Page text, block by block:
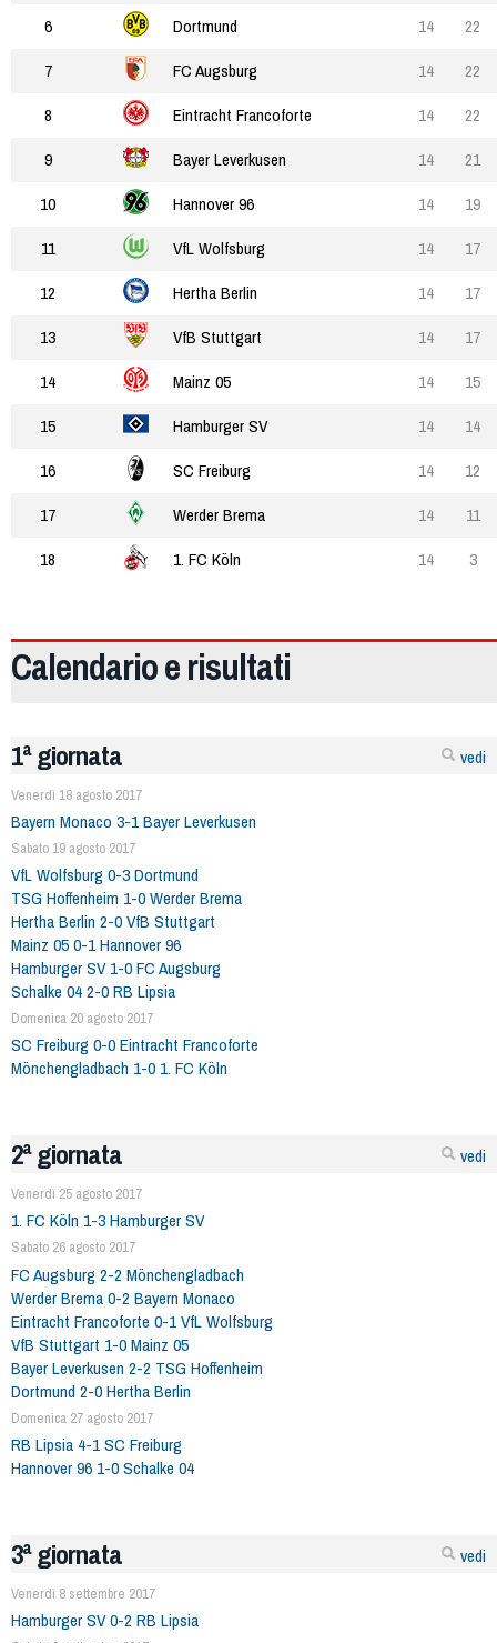
6
Dortmund 14
22
7
FC Augsburg 14
22
8
Eintracht Francoforte 14
22
9
Bayer Leverkusen 14
21
10
Hannover 96 14
19
11
VfL Wolfsburg 14
17
12
Hertha Berlin 14
17
13
VfB Stuttgart 14
17
14
Mainz 05 14
15
15
Hamburger SV 14
14
16
SC Freiburg 14
12
17
Werder Brema 14
11
18
1. FC Köln 14 3
Calendario e risultati
vedi
1ª giornata
Venerdì 18 agosto 2017
Bayern Monaco 3-1 Bayer Leverkusen
Sabato 19 agosto 2017
VfL Wolfsburg 0-3 Dortmund
TSG Hoffenheim 1-0 Werder Brema
Hertha Berlin 2-0 VfB Stuttgart
Mainz 05 0-1 Hannover 96
Hamburger SV 1-0 FC Augsburg
Schalke 04 2-0 RB Lipsia
Domenica 20 agosto 2017
SC Freiburg 0-0 Eintracht Francoforte
Mönchengladbach 1-0 1. FC Köln
vedi
2ª giornata
Venerdì 25 agosto 2017
1. FC Köln 1-3 Hamburger SV
Sabato 26 agosto 2017
FC Augsburg 2-2 Mönchengladbach
Werder Brema 0-2 Bayern Monaco
Eintracht Francoforte 0-1 VfL Wolfsburg
VfB Stuttgart 1-0 Mainz 05
Bayer Leverkusen 2-2 TSG Hoffenheim
Dortmund 2-0 Hertha Berlin
Domenica 27 agosto 2017
RB Lipsia 4-1 SC Freiburg
Hannover 96 1-0 Schalke 04
vedi
3ª giornata
Venerdì 8 settembre 2017
Hamburger SV 0-2 RB Lipsia